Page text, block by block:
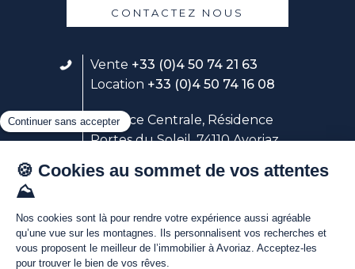
Vente +33 (0)4 50 74 21 63
Location +33 (0)4 50 74 16 08
23 place Centrale, Résidence
Portes du Soleil, 74110 Avoriaz
Suivez notre service location
Découvrez nos webcams live au
coeur d'Avoriaz
CONTACTEZ NOUS